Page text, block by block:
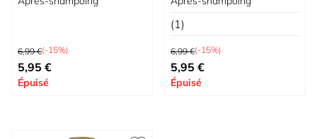
Prix normal
6,99 €(-15%)
Prix spécial
5,95 €
Épuisé
(1)
Prix normal
6,99 €(-15%)
Prix spécial
5,95 €
Épuisé